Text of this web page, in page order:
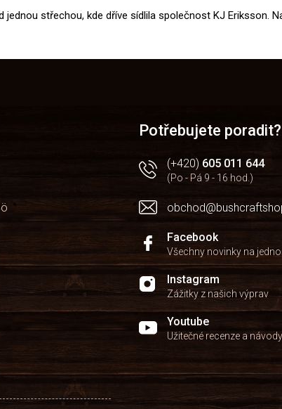
střechou, kde dříve sídlila společnost KJ Eriksson.
Potřebujete poradit?
(+420) 605 011 644
(Po - Pá 9 - 16 hod.)
Facebook
Všechny novinky na
Instagram
Zážitky z našich výprav
Youtube
Užitečné recenze a návody